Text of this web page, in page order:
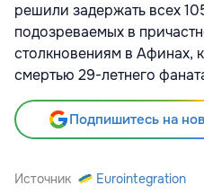
решили задержать всех
подозреваемых в
столкновениям в Афинах,
смертью 29-летнего
Подпишитесь на
Источник Eurointegration